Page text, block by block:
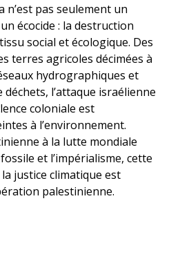
n’est pas seulement un
écocide : la destruction
social et écologique. Des
terres agricoles décimées à
hydrographiques et
l’attaque israélienne
coloniale est
à l’environnement.
à la lutte mondiale
et l’impérialisme, cette
justice climatique est
palestinienne.